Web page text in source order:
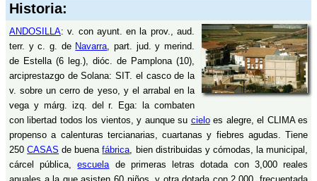
Historia:
ANDOSILLA: v. con ayunt. en la prov., aud.
terr. y c. g. de Navarra, part. jud. y merind.
de Estella (6 leg.), dióc. de Pamplona (10),
arciprestazgo de Solana: SIT. el casco de la
v. sobre un cerro de yeso, y el arrabal en la
vega y márg. izq. del r. Ega: la combaten
con libertad todos los vientos, y aunque su cieloes alegre, el CLIMA es
propenso a calenturas tercianarias, cuartanas y fiebres agudas. Tiene
250CASAS de buenafábrica, bien distribuidas y cómodas, la municipal,
cárcel pública,escuelade primeras letras dotada con 3,000 reales